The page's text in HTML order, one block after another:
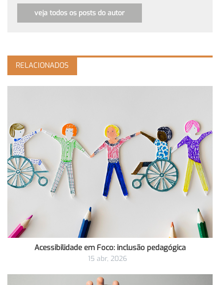
veja todos os posts do autor
RELACIONADOS
Acessibilidade em Foco: inclusão pedagógica
15 abr, 2026